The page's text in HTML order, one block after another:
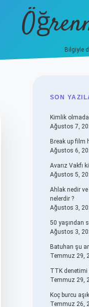
Bilgiyle
SON
Kimlik
Ağustos 7,
Break up film
Ağustos 6,
Avarız Vakfı
Ağustos 5,
Ahlak nedir
nelerdir ?
Ağustos 3,
50 yaşından
Ağustos 3,
Batuhan şu
Temmuz 29,
TTK denetimi
Temmuz 29,
Koç burcu
Temmuz 26,